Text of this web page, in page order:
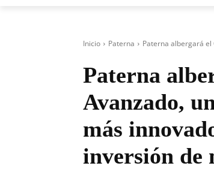
Inicio Paterna Paterna albergará el
Paterna
Avanzado,
más
inversión de